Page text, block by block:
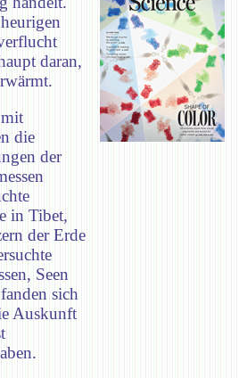
daran,
die
der
in Tibet,
der Erde
Seen
sich
Auskunft